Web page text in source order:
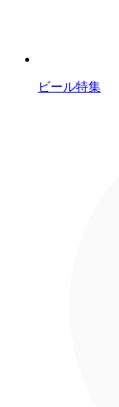
ビール特集